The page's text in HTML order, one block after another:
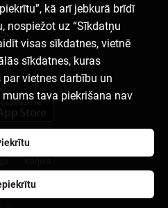
kā arī jebkurā brīdī
nospiežot uz “Sīkdatņu
visas sīkdatnes, vietnē
sīkdatnes, kuras
vietnes darbību un
tava piekrišana nav
iestatījumi